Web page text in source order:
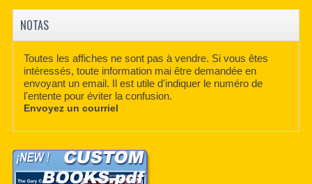
NOTAS
Toutes les affiches ne sont pas à vendre. Si vous êtes
intéressés, toute information mai être demandée en
envoyant un email. Il est utile d'indiquer le numéro de
l'entente pour éviter la confusion.
Envoyez un courriel